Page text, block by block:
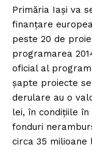
Primăria Iași va
finanțare
peste 20 de
programarea
oficial al
șapte proiecte
derulare au o
lei, în condițiile
fonduri
circa 35 milioane